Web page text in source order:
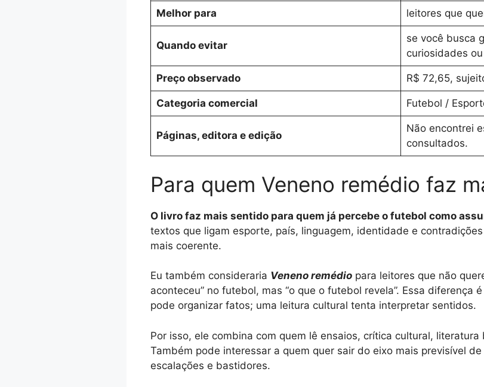
Melhor para leitores que
Quando evitar
se você busca
curiosidades
Preço observado R$ 72,65,
Categoria comercial Futebol /
Páginas, editora e edição
Não encontrei
consultados.
Para quem Veneno remédio faz
O livro faz mais sentido para quem já percebe o futebol como
textos que ligam esporte, país, linguagem, identidade e
mais coerente.
Eu também consideraria Veneno remédio para leitores que não
aconteceu” no futebol, mas “o que o futebol revela”. Essa diferença
pode organizar fatos; uma leitura cultural tenta interpretar sentidos.
Por isso, ele combina com quem lê ensaios, crítica cultural,
Também pode interessar a quem quer sair do eixo mais previsível
escalações e bastidores.